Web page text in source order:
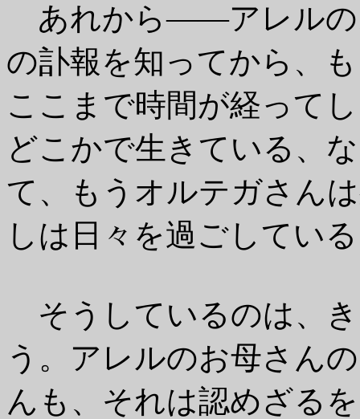
あれから――アレルの
の訃報を知ってから、
ここまで時間が経って
どこかで生きている、
て、もうオルテガさん
しは日々を過ごしてい
そうしているのは、
う。アレルのお母さん
んも、それは認めざる